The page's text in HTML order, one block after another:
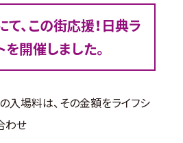
、この街応援！日典ラ
開催しました。
入場料は、その金額をライフシ
わせ